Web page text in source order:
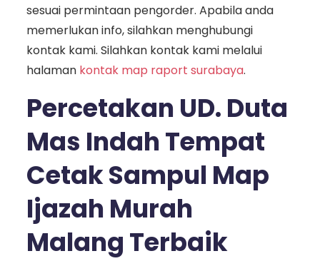
sesuai permintaan pengorder. Apabila anda
memerlukan info, silahkan menghubungi
kontak kami. Silahkan kontak kami melalui
halaman kontak map raport surabaya.
Percetakan UD. Duta
Mas Indah Tempat
Cetak Sampul Map
Ijazah Murah
Malang Terbaik